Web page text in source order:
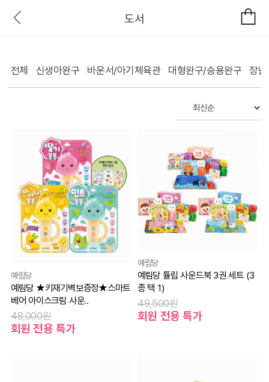
도서
전체 신생아완구 바운서/아기체육관 대형완구/승용완구 장
예림당
예림당 ★키재기벽보증정★스마트
베어 아이스크림 사운..
48,000원
회원 전용 특가
예림당
예림당 튤립 사운드북 3권 세트 (3
종 택 1)
49,500원
회원 전용 특가